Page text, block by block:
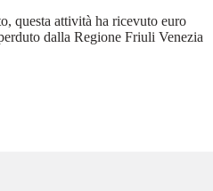
questa attività ha ricevuto euro
dalla Regione Friuli Venezia